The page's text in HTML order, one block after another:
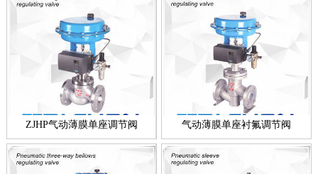
电动高压浓水调节阀技术说明
电动高压浓水调节阀简介： 电动高压浓水调节阀技术介绍 反渗透装置
的运行靠高压泵提供1. 5MPa左右的工作压力，通过调节浓水调节阀...
一线品牌智能电动调节阀
一线品牌智能电动调节阀简介： 智能电动调节阀是一个功能型的名
称，所有配套智能执行器的调节阀多叫做智能型电动调节阀，顾智能
电动...
青铜调节阀、海水专用
ZJHP气动薄膜单座调节阀 气动薄膜单座衬氟调节阀